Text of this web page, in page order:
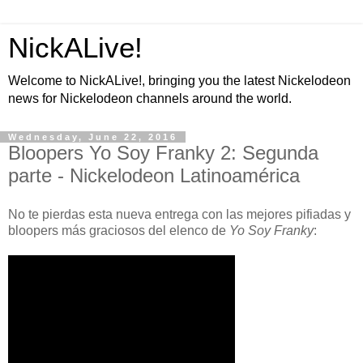
NickALive!
Welcome to NickALive!, bringing you the latest Nickelodeon
news for Nickelodeon channels around the world.
Wednesday, June 22, 2016
Bloopers Yo Soy Franky 2: Segunda
parte - Nickelodeon Latinoamérica
No te pierdas esta nueva entrega con las mejores pifiadas y
bloopers más graciosos del elenco de Yo Soy Franky: